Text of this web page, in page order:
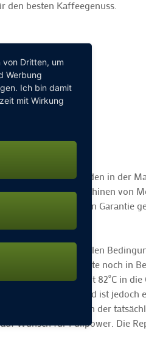
den besten Kaffeegenuss.
weltweit. Sie werden in der
zierten Kaffeemaschinen von
mit einer 5-jährigen Garantie
unter optimalen
die Warmhalteplatte noch in
und kommt mit 82˚C in die
der Mixing-Lid ist jedoch
erfolgt nach der
Wunsch für Fullpower. Die
von Dritten, um
Werbung
Ich bin damit
mit Wirkung